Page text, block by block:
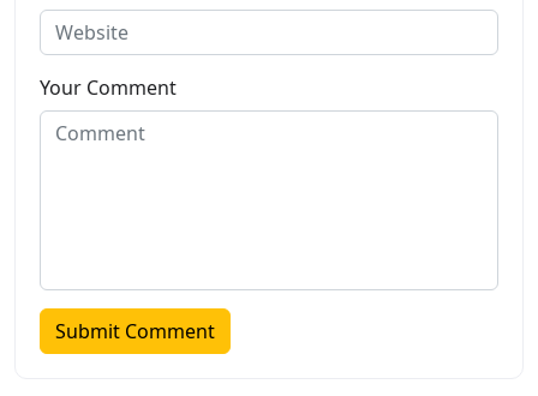
Your Comment